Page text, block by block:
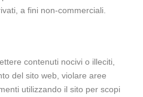
a fini non-commerciali.
contenuti nocivi o illeciti,
del sito web, violare aree
utilizzando il sito per scopi